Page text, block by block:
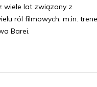
wiele lat związany z
ról filmowych, m.in.
Barei.